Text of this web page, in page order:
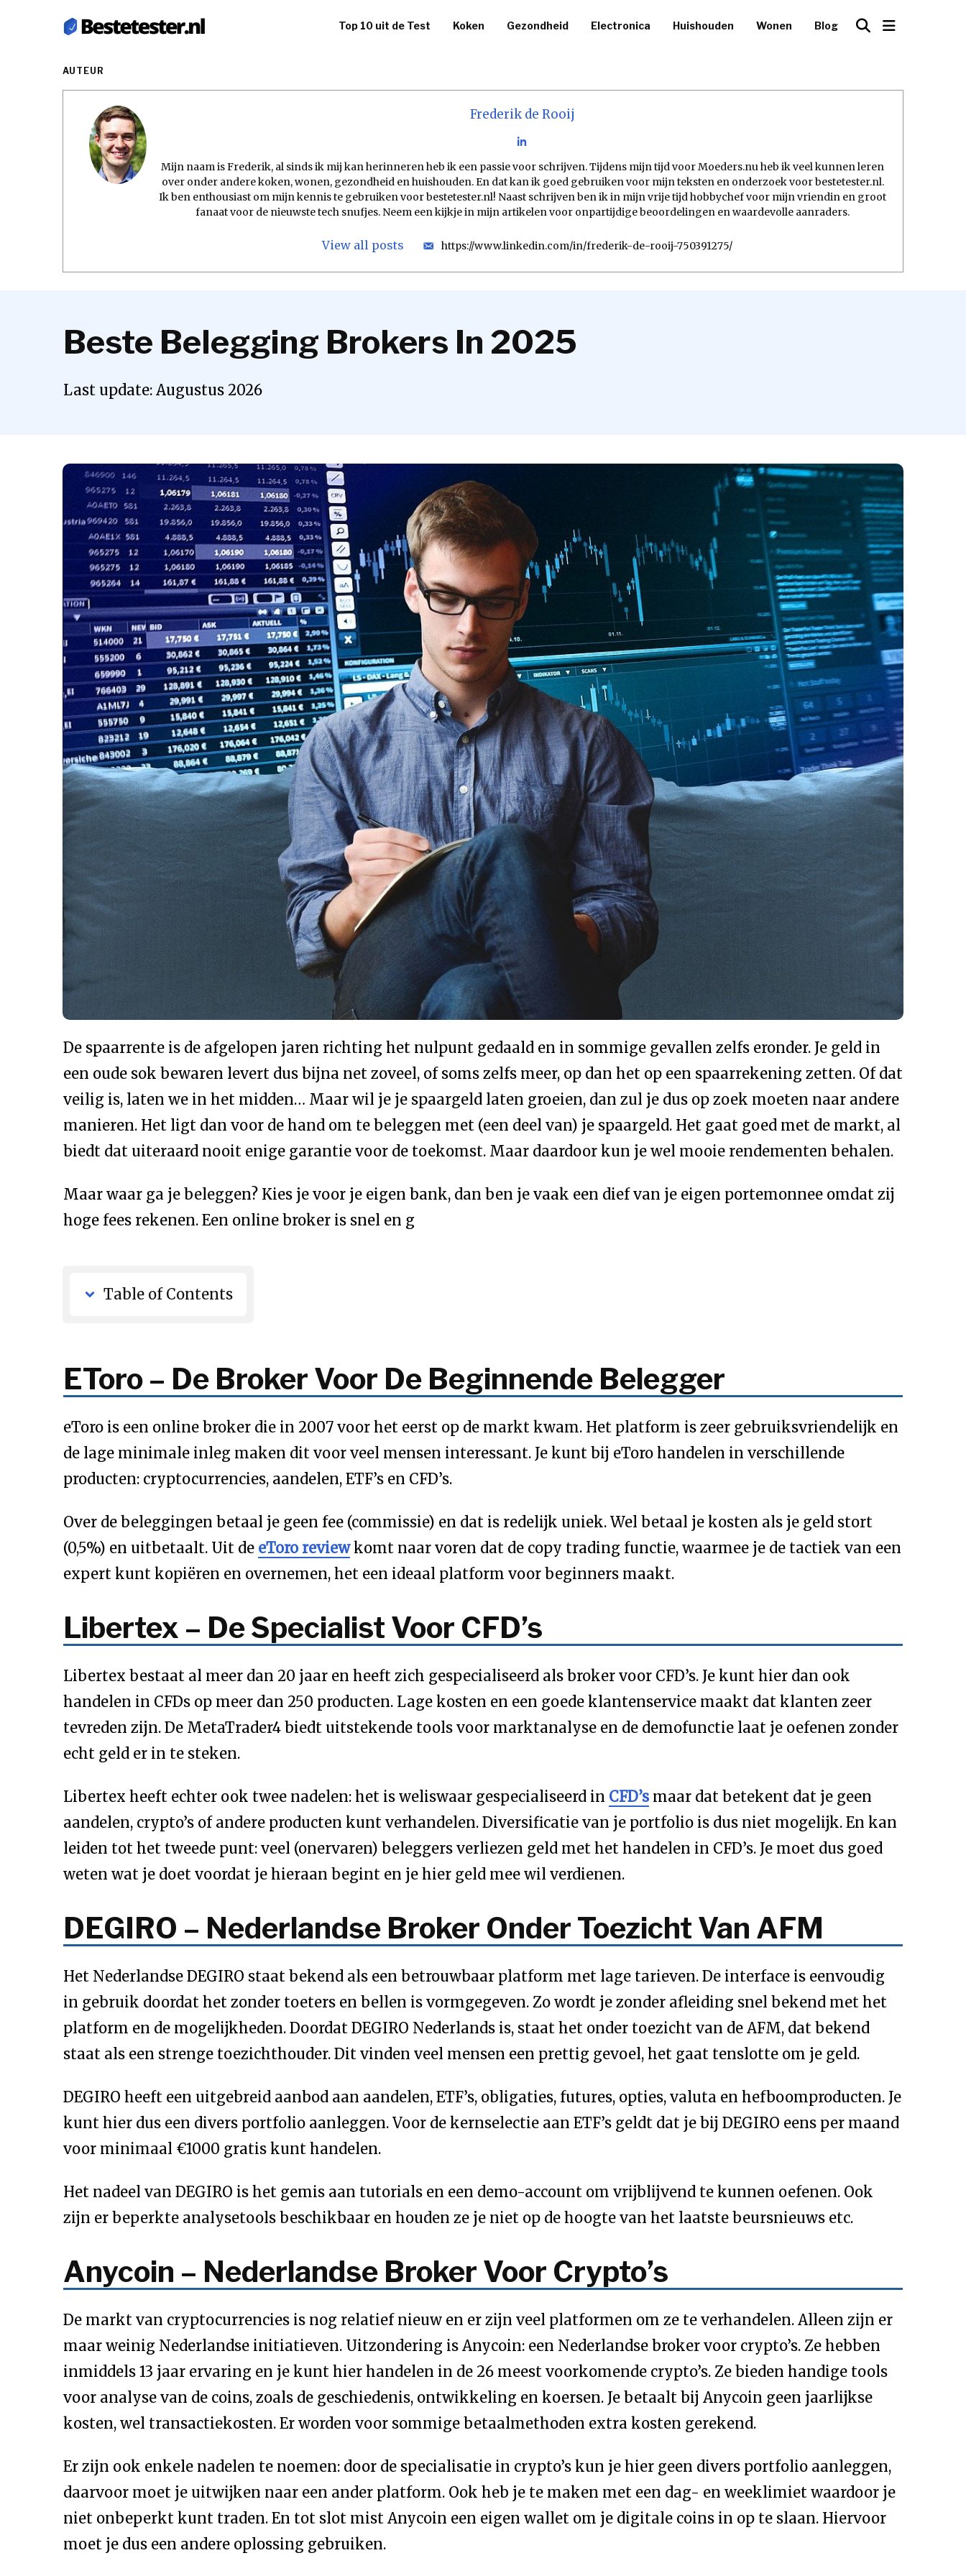
Top 10 uit de Test Koken Gezondheid Electronica Huishouden Wonen Blog
AUTEUR
Frederik de Rooij
Mijn naam is Frederik, al sinds ik mij kan herinneren heb ik een passie voor schrijven. Tijdens mijn tijd voor Moeders.nu heb ik veel kunnen leren
over onder andere koken, wonen, gezondheid en huishouden. En dat kan ik goed gebruiken voor mijn teksten en onderzoek voor bestetester.nl.
Ik ben enthousiast om mijn kennis te gebruiken voor bestetester.nl! Naast schrijven ben ik in mijn vrije tijd hobbychef voor mijn vriendin en groot
fanaat voor de nieuwste tech snufjes. Neem een kijkje in mijn artikelen voor onpartijdige beoordelingen en waardevolle aanraders.
View all posts https://www.linkedin.com/in/frederik-de-rooij-750391275/
Beste Belegging Brokers In 2025
Last update: Augustus 2026
De spaarrente is de afgelopen jaren richting het nulpunt gedaald en in sommige gevallen zelfs eronder. Je geld in
een oude sok bewaren levert dus bijna net zoveel, of soms zelfs meer, op dan het op een spaarrekening zetten. Of dat
veilig is, laten we in het midden… Maar wil je je spaargeld laten groeien, dan zul je dus op zoek moeten naar andere
manieren. Het ligt dan voor de hand om te beleggen met (een deel van) je spaargeld. Het gaat goed met de markt, al
biedt dat uiteraard nooit enige garantie voor de toekomst. Maar daardoor kun je wel mooie rendementen behalen.
Maar waar ga je beleggen? Kies je voor je eigen bank, dan ben je vaak een dief van je eigen portemonnee omdat zij
hoge fees rekenen. Een online broker is snel en g
Table of Contents
EToro – De Broker Voor De Beginnende Belegger
eToro is een online broker die in 2007 voor het eerst op de markt kwam. Het platform is zeer gebruiksvriendelijk en
de lage minimale inleg maken dit voor veel mensen interessant. Je kunt bij eToro handelen in verschillende
producten: cryptocurrencies, aandelen, ETF’s en CFD’s.
Over de beleggingen betaal je geen fee (commissie) en dat is redelijk uniek. Wel betaal je kosten als je geld stort
(0,5%) en uitbetaalt. Uit de eToro reviewkomt naar voren dat de copy trading functie, waarmee je de tactiek van een
expert kunt kopiëren en overnemen, het een ideaal platform voor beginners maakt.
Libertex – De Specialist Voor CFD’s
Libertex bestaat al meer dan 20 jaar en heeft zich gespecialiseerd als broker voor CFD’s. Je kunt hier dan ook
handelen in CFDs op meer dan 250 producten. Lage kosten en een goede klantenservice maakt dat klanten zeer
tevreden zijn. De MetaTrader4 biedt uitstekende tools voor marktanalyse en de demofunctie laat je oefenen zonder
echt geld er in te steken.
Libertex heeft echter ook twee nadelen: het is weliswaar gespecialiseerd in CFD’s maar dat betekent dat je geen
aandelen, crypto’s of andere producten kunt verhandelen. Diversificatie van je portfolio is dus niet mogelijk. En kan
leiden tot het tweede punt: veel (onervaren) beleggers verliezen geld met het handelen in CFD’s. Je moet dus goed
weten wat je doet voordat je hieraan begint en je hier geld mee wil verdienen.
DEGIRO – Nederlandse Broker Onder Toezicht Van AFM
Het Nederlandse DEGIRO staat bekend als een betrouwbaar platform met lage tarieven. De interface is eenvoudig
in gebruik doordat het zonder toeters en bellen is vormgegeven. Zo wordt je zonder afleiding snel bekend met het
platform en de mogelijkheden. Doordat DEGIRO Nederlands is, staat het onder toezicht van de AFM, dat bekend
staat als een strenge toezichthouder. Dit vinden veel mensen een prettig gevoel, het gaat tenslotte om je geld.
DEGIRO heeft een uitgebreid aanbod aan aandelen, ETF’s, obligaties, futures, opties, valuta en hefboomproducten. Je
kunt hier dus een divers portfolio aanleggen. Voor de kernselectie aan ETF’s geldt dat je bij DEGIRO eens per maand
voor minimaal €1000 gratis kunt handelen.
Het nadeel van DEGIRO is het gemis aan tutorials en een demo-account om vrijblijvend te kunnen oefenen. Ook
zijn er beperkte analysetools beschikbaar en houden ze je niet op de hoogte van het laatste beursnieuws etc.
Anycoin – Nederlandse Broker Voor Crypto’s
De markt van cryptocurrencies is nog relatief nieuw en er zijn veel platformen om ze te verhandelen. Alleen zijn er
maar weinig Nederlandse initiatieven. Uitzondering is Anycoin: een Nederlandse broker voor crypto’s. Ze hebben
inmiddels 13 jaar ervaring en je kunt hier handelen in de 26 meest voorkomende crypto’s. Ze bieden handige tools
voor analyse van de coins, zoals de geschiedenis, ontwikkeling en koersen. Je betaalt bij Anycoin geen jaarlijkse
kosten, wel transactiekosten. Er worden voor sommige betaalmethoden extra kosten gerekend.
Er zijn ook enkele nadelen te noemen: door de specialisatie in crypto’s kun je hier geen divers portfolio aanleggen,
daarvoor moet je uitwijken naar een ander platform. Ook heb je te maken met een dag- en weeklimiet waardoor je
niet onbeperkt kunt traden. En tot slot mist Anycoin een eigen wallet om je digitale coins in op te slaan. Hiervoor
moet je dus een andere oplossing gebruiken.